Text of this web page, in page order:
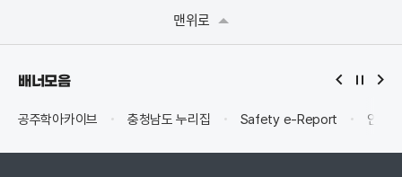
맨위로
배너모음
공주학아카이브 충청남도 누리집 Safety e-Report 안전